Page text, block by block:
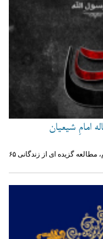
امامِ شیعیان
به مناسبت فرا رسیدن شهادت امام صادق علیه السلام، مطالعه گزیده ای از زندگانی ۶۵